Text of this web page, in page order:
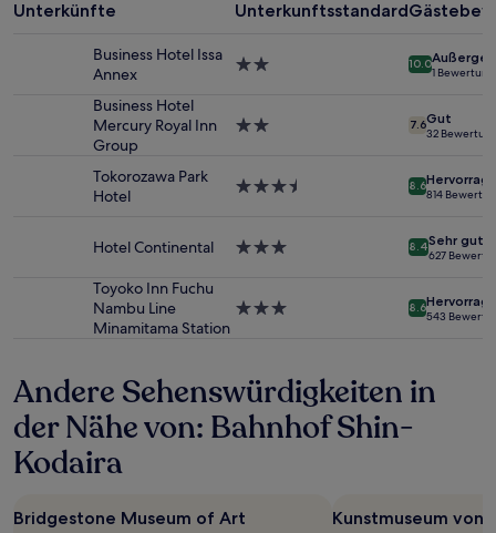
einen
1 Übernachtung
2 Erwachsenen
gefunden
Verfügbarkeiten
zusätzliche
Unterkünfte Unterkunftsstandard
Business Hotel Issa
Annex
2.0-
10.0
1 Bewertung
Business Hotel
Mercury Royal Inn
Group
2.0-
7.6Gut
32
Tokorozawa Park
Hotel
3.5-
8.6
814
Hotel Continental
3.0-
8.4Sehr gut
627
Toyoko Inn Fuchu
Nambu Line
Minamitama Station
3.0-
8.6
543
Andere Sehenswürdigkeiten in
der Nähe von: Bahnhof Shin-
Kodaira
Bridgestone Museum of Art Kunstmuseum von